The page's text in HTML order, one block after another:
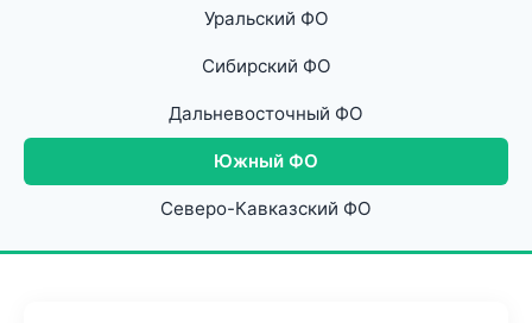
Уральский ФО
Сибирский ФО
Дальневосточный ФО
Южный ФО
Северо-Кавказский ФО